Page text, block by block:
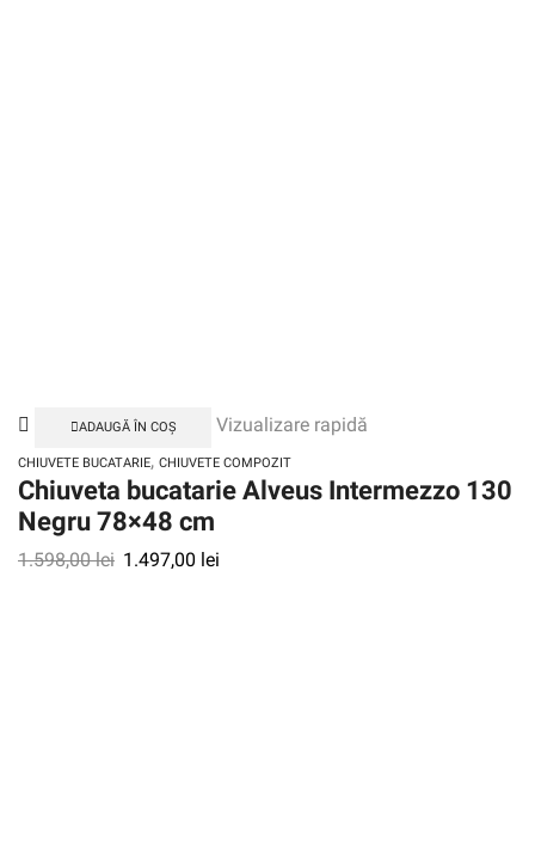
ADAUGĂ ÎN COȘ Vizualizare rapidă
CHIUVETE BUCATARIE, CHIUVETE COMPOZIT
Chiuveta bucatarie Alveus Intermezzo 130
Negru 78×48 cm
1.598,00lei 1.497,00 lei